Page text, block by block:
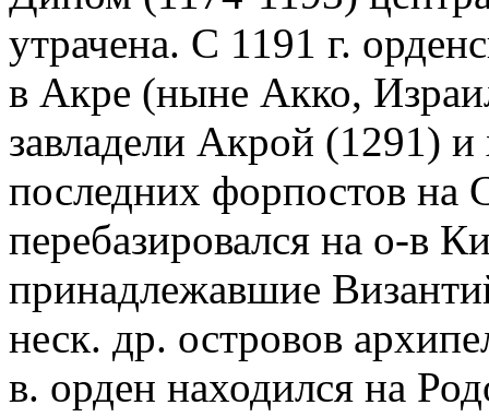
утрачена. С 1191 г.
в Акре (ныне Акко,
завладели Акрой (1291)
последних форпостов на
перебазировался на о-в
принадлежавшие
неск. др. островов
в. орден находился на